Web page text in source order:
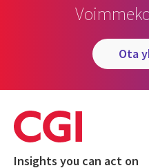
ota
Insights you can act on